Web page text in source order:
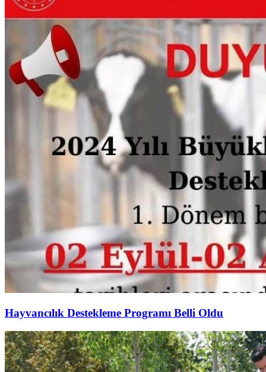
Hayvancılık Destekleme Programı Belli Oldu